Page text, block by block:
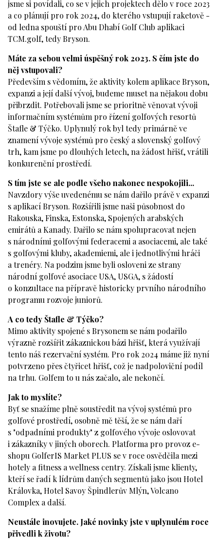
jsme si povídali, co se v jejich projektech dělo v roce 2023
a co plánují pro rok 2024, do kterého vstupují raketově -
od ledna spouští pro Abu Dhabí Golf Club aplikaci
TCM.golf, tedy Bryson.
Máte za sebou velmi úspěšný rok 2023. S čím jste do
něj vstupovali?
Především s vědomím, že aktivity kolem aplikace Bryson,
expanzi a její další vývoj, budeme muset na nějakou dobu
přibrzdit. Potřebovali jsme se prioritně věnovat vývoji
informačním systémům pro řízení golfových resortů
Štafle & Týčko. Uplynulý rok byl tedy primárně ve
znamení vývoje systémů pro český a slovenský golfový
trh, kam jsme po dlouhých letech, na žádost hřišť, vrátili
konkurenční prostředí.
S tím jste se ale podle všeho nakonec nespokojili...
Navzdory výše uvedenému se nám dařilo právě v expanzi
s aplikací Bryson. Rozšířili jsme naši působnost do
Rakouska, Finska, Estonska, Spojených arabských
emirátů a Kanady. Dařilo se nám spolupracovat nejen
s národními golfovými federacemi a asociacemi, ale také
s golfovými kluby, akademiemi, ale i jednotlivými hráči
a trenéry. Na podzim jsme byli osloveni ze strany
národní golfové asociace USA, USGA, s žádostí
o konzultace na přípravě historicky prvního národního
programu rozvoje juniorů.
A co tedy Štafle & Týčko?
Mimo aktivity spojené s Brysonem se nám podařilo
výrazně rozšířit zákaznickou bázi hřišť, která využívají
tento náš rezervační systém. Pro rok 2024 máme již nyní
potvrzeno přes čtyřicet hřišť, což je nadpoloviční podíl
na trhu. Golfem to u nás začalo, ale nekončí.
Jak to myslíte?
Byť se snažíme plně soustředit na vývoj systémů pro
golfové prostředí, osobně mě těší, že se nám daří
s "odpadními produkty" z golfového vývoje oslovovat
i zákazníky v jiných oborech. Platforma pro provoz e-
shopu GolferIS Market PLUS se v roce osvědčila mezi
hotely a fitness a wellness centry. Získali jsme klienty,
kteří se řadí k lídrům daných segmentů jako jsou Hotel
Královka, Hotel Savoy Špindlerův Mlýn, Volcano
Complex a další.
Neustále inovujete. Jaké novinky jste v uplynulém roce
přivedli k životu?